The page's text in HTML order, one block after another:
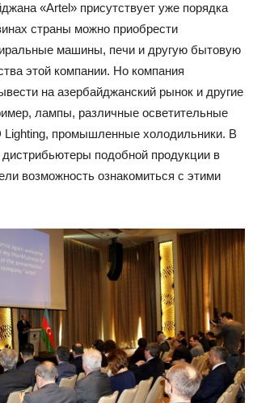
«Artel» присутствует уже порядка
страны можно приобрести
машины, печи и другую бытовую
этой компании. Но компания
на азербайджанский рынок и другие
лампы, различные осветительные
Lighting, промышленные холодильники. В
дистрибьютеры подобной продукции в
возможность ознакомиться с этими